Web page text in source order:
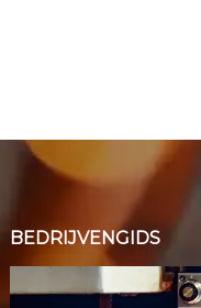
BEDRIJVENGIDS